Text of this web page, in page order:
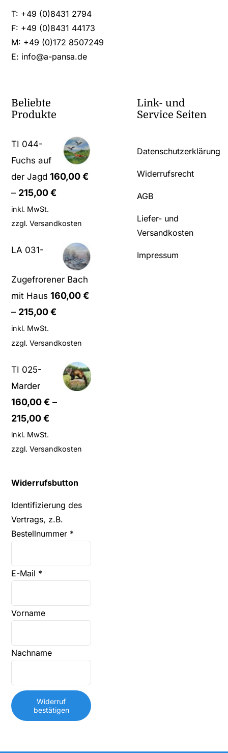
T: +49 (0)8431 2794
F: +49 (0)8431 44173
M: +49 (0)172 8507249
E: info@a-pansa.de
Beliebte
Produkte
TI 044-
Fuchs auf
der Jagd 160,00€
– 215,00€
inkl. MwSt.
zzgl.Versandkosten
LA 031-
Zugefrorener Bach
mit Haus 160,00€
– 215,00€
inkl. MwSt.
zzgl.Versandkosten
TI 025-
Marder
160,00€ –
215,00€
inkl. MwSt.
zzgl.Versandkosten
Link- und
Service Seiten
Datenschutzerklärung
Widerrufsrecht
AGB
Liefer- und
Versandkosten
Impressum
Widerrufsbutton
Identifizierung des
Vertrags, z.B.
Bestellnummer *
E-Mail *
E-
(wiederholen)
Vorname
Nachname
Widerruf
bestätigen